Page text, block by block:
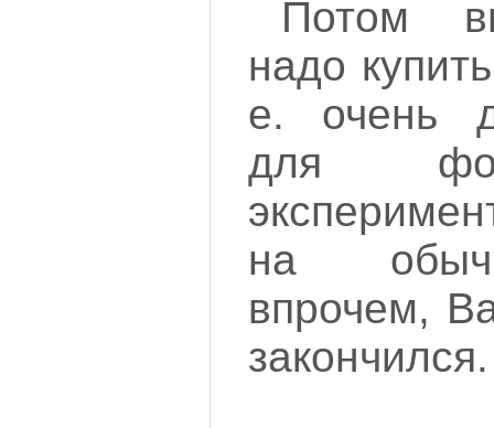
Потом
надо
е. очень
для
на
впрочем,
закончился.